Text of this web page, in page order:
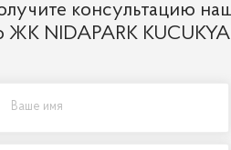
консультацию
ЖК NIDAPARK